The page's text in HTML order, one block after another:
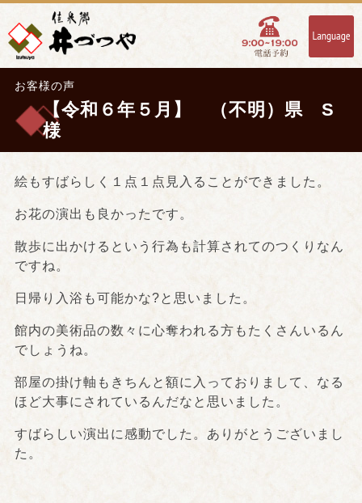
お客様の声
【令和６年５月】 （不明）県 S
様
絵もすばらしく１点１点見入ることができました。
お花の演出も良かったです。
散歩に出かけるという行為も計算されてのつくりなん
ですね。
日帰り入浴も可能かな?と思いました。
館内の美術品の数々に心奪われる方もたくさんいるん
でしょうね。
部屋の掛け軸もきちんと額に入っておりまして、なる
ほど大事にされているんだなと思いました。
すばらしい演出に感動でした。ありがとうございまし
た。